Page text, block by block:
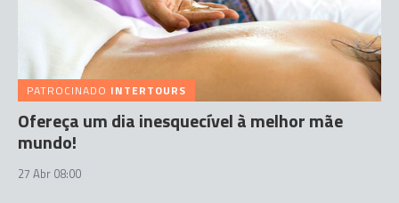
PATROCINADO INTERTOURS
Ofereça um dia inesquecível à melhor mãe
mundo!
27 Abr 08:00